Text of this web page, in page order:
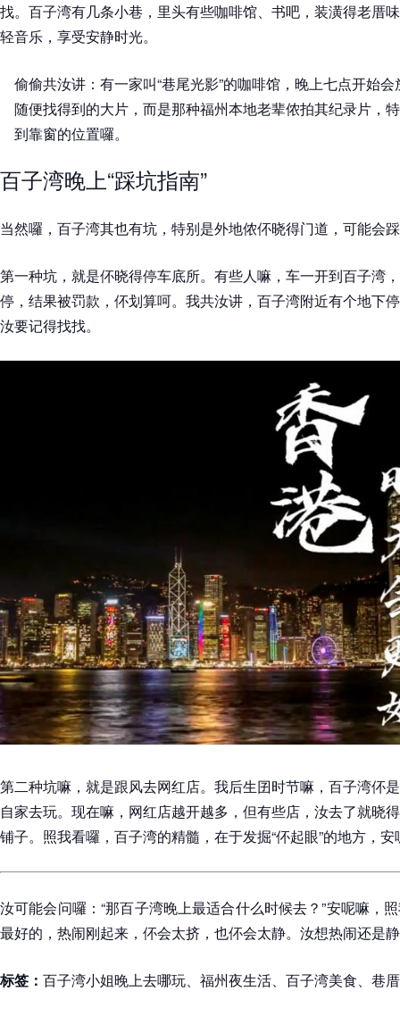
找。百子湾有几条小巷，里头有些咖啡馆、书吧，装潢得老厝
轻音乐，享受安静时光。
偷偷共汝讲：有一家叫“巷尾光影”的咖啡馆，晚上七点开始
随便找得到的大片，而是那种福州本地老辈侬拍其纪录片，
到靠窗的位置囉。
百子湾晚上“踩坑指南”
当然囉，百子湾其也有坑，特别是外地侬伓晓得门道，可能会
第一种坑，就是伓晓得停车底所。有些人嘛，车一开到百子湾
停，结果被罚款，伓划算呵。我共汝讲，百子湾附近有个地下
汝要记得找找。
第二种坑嘛，就是跟风去网红店。我后生囝时节嘛，百子湾伓
自家去玩。现在嘛，网红店越开越多，但有些店，汝去了就晓
铺子。照我看囉，百子湾的精髓，在于发掘“伓起眼”的地方，安
汝可能会问囉：“那百子湾晚上最适合什么时候去？”安呢嘛，
最好的，热闹刚起来，伓会太挤，也伓会太静。汝想热闹还是
标签： 百子湾小姐晚上去哪玩、福州夜生活、百子湾美食、巷